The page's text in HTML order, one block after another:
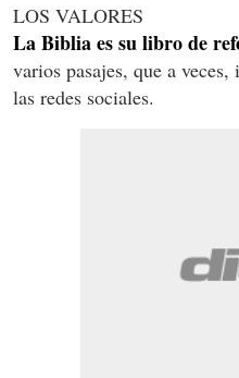
LOS VALORES
La Biblia es su libro de
varios pasajes, que a
las redes sociales.